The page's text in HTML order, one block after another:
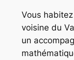
Vous
voisine du
un